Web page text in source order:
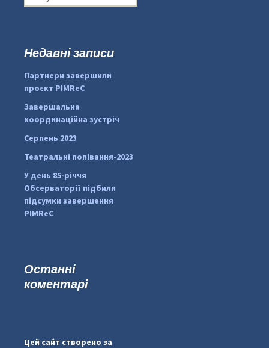
о
:Недавні записи
Партнери завершили
проєкт PIMReC
Завершальна
координаційна зустріч
Серпень 2023
Театральні попівання-2023
У день 85-річчя
Обсерваторії підбили
підсумки завершення
PIMReC
Останні
коментарі
Цей сайт створено за